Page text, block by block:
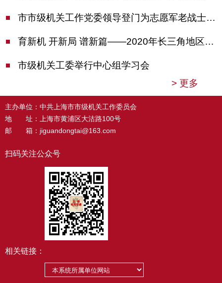
市市级机关工作党委领导登门为志愿军老战士佩戴纪念章
育新机 开新局 谱新篇——2020年长三角地区机关党建工作研讨会在南京召开
市级机关工委举行中心组学习会
> 更多